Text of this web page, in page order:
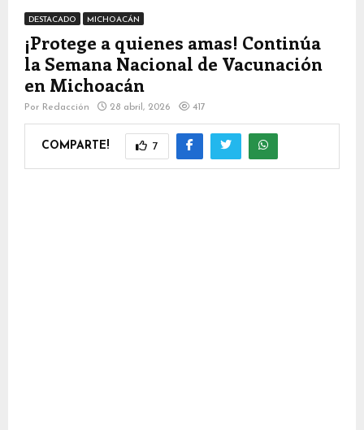
DESTACADO MICHOACÁN
¡Protege a quienes amas! Continúa
la Semana Nacional de Vacunación
en Michoacán
Por Redacción 28 abril, 2026 417
COMPARTE! 7